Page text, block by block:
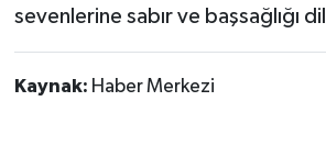
sevenlerine sabır ve başsağlığı
Kaynak: Haber Merkezi
Haber Arşivi